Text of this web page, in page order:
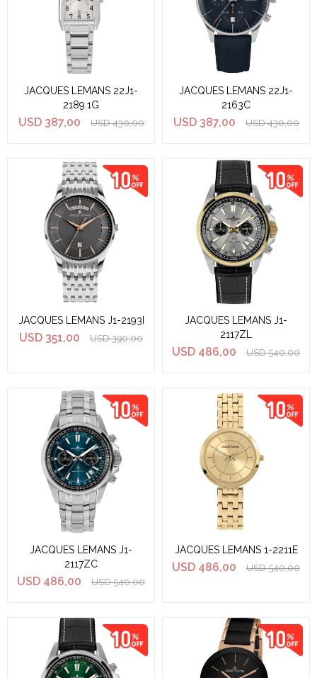
JACQUES LEMANS 22J1-
2189.1G
USD 387,00 USD 430,00
JACQUES LEMANS 22J1-
2163C
USD 387,00 USD 430,00
JACQUES LEMANS J1-2193I
USD 351,00 USD 390,00
JACQUES LEMANS J1-
2117ZL
USD 486,00 USD 540,00
JACQUES LEMANS J1-
2117ZC
USD 486,00 USD 540,00
JACQUES LEMANS 1-2211E
USD 486,00 USD 540,00